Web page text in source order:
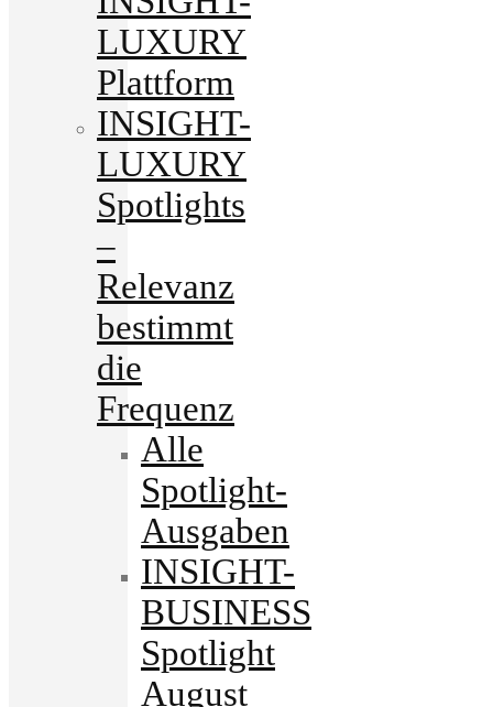
LUXURY
Plattform
INSIGHT-
LUXURY
Spotlights
–
Relevanz
bestimmt
die
Frequenz
Alle
Spotlight-
Ausgaben
INSIGHT-
BUSINESS
Spotlight
August